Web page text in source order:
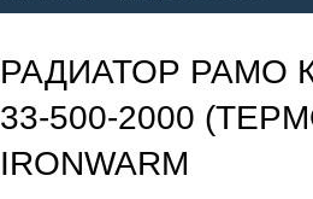
РАДИАТОР РАМО
33-500-2000
IRONWARM